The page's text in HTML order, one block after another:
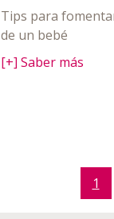
Tips para
de un bebé
[+] Saber más
1